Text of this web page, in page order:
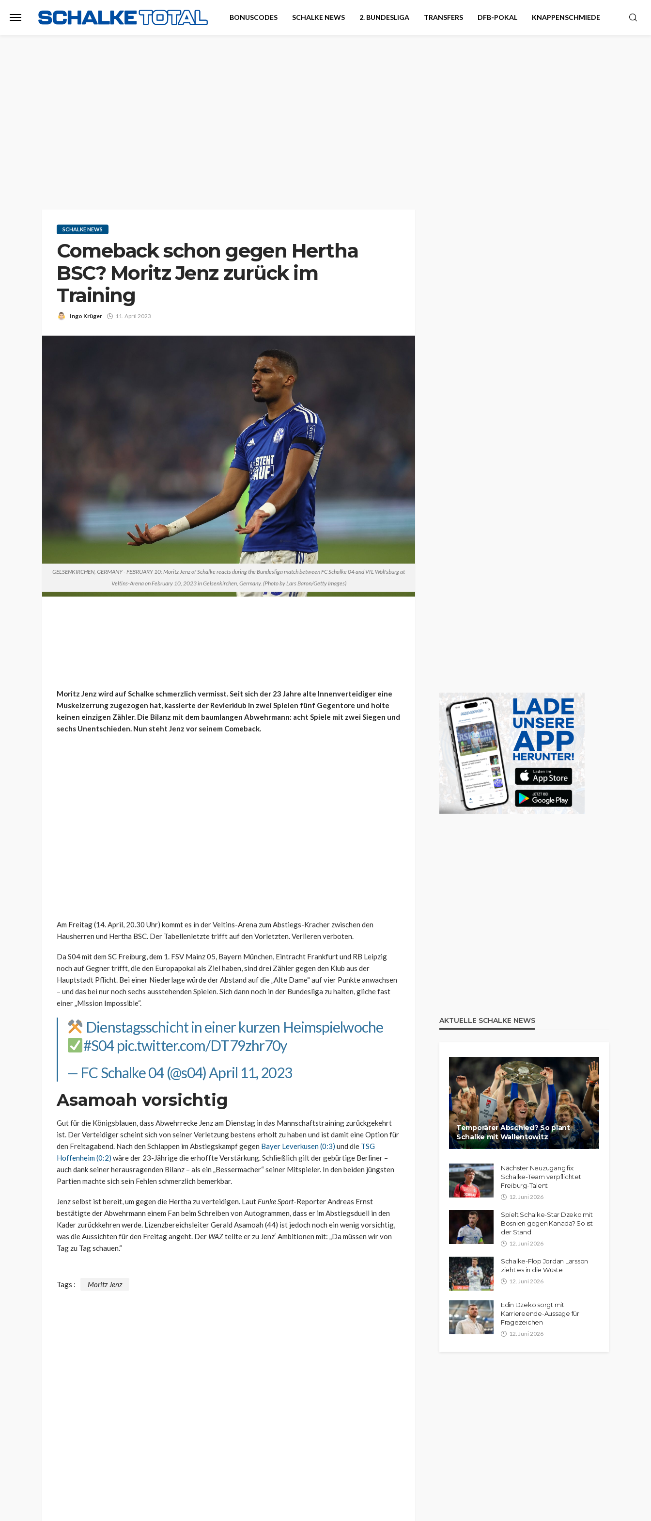
BONUSCODES SCHALKE NEWS 2. BUNDESLIGA TRANSFERS DFB-POKAL KNAPPENSCHMIEDE
SCHALKE NEWS
Comeback schon gegen Hertha
BSC? Moritz Jenz zurück im
Training
Ingo Krüger 11. April 2023
GELSENKIRCHEN, GERMANY - FEBRUARY 10: Moritz Jenz of Schalke reacts during the Bundesliga match between FC Schalke 04 and VfL Wolfsburg at
Veltins-Arena on February 10, 2023 in Gelsenkirchen, Germany. (Photo by Lars Baron/Getty Images)
Moritz Jenz wird auf Schalke schmerzlich vermisst. Seit sich der 23 Jahre alte Innenverteidiger eine
Muskelzerrung zugezogen hat, kassierte der Revierklub in zwei Spielen fünf Gegentore und holte
keinen einzigen Zähler. Die Bilanz mit dem baumlangen Abwehrmann: acht Spiele mit zwei Siegen und
sechs Unentschieden. Nun steht Jenz vor seinem Comeback.
Am Freitag (14. April, 20.30 Uhr) kommt es in der Veltins-Arena zum Abstiegs-Kracher zwischen den
Hausherren und Hertha BSC. Der Tabellenletzte trifft auf den Vorletzten. Verlieren verboten.
Da S04 mit dem SC Freiburg, dem 1. FSV Mainz 05, Bayern München, Eintracht Frankfurt und RB Leipzig
noch auf Gegner trifft, die den Europapokal als Ziel haben, sind drei Zähler gegen den Klub aus der
Hauptstadt Pflicht. Bei einer Niederlage würde der Abstand auf die „Alte Dame“ auf vier Punkte anwachsen
– und das bei nur noch sechs ausstehenden Spielen. Sich dann noch in der Bundesliga zu halten, gliche fast
einer „Mission Impossible“.
Dienstagsschicht in einer kurzen Heimspielwoche
#S04 pic.twitter.com/DT79zhr70y
— FC Schalke 04 (@s04)April 11, 2023
Asamoah vorsichtig
Gut für die Königsblauen, dass Abwehrrecke Jenz am Dienstag in das Mannschaftstraining zurückgekehrt
ist. Der Verteidiger scheint sich von seiner Verletzung bestens erholt zu haben und ist damit eine Option für
den Freitagabend. Nach den Schlappen im Abstiegskampf gegen Bayer Leverkusen (0:3) und die TSG
Hoffenheim (0:2) wäre der 23-Jährige die erhoffte Verstärkung. Schließlich gilt der gebürtige Berliner –
auch dank seiner herausragenden Bilanz – als ein „Bessermacher“ seiner Mitspieler. In den beiden jüngsten
Partien machte sich sein Fehlen schmerzlich bemerkbar.
Jenz selbst ist bereit, um gegen die Hertha zu verteidigen. Laut Funke Sport-Reporter Andreas Ernst
bestätigte der Abwehrmann einem Fan beim Schreiben von Autogrammen, dass er im Abstiegsduell in den
Kader zurückkehren werde. Lizenzbereichsleiter Gerald Asamoah (44) ist jedoch noch ein wenig vorsichtig,
was die Aussichten für den Freitag angeht. Der WAZteilte er zu Jenz‘ Ambitionen mit: „Da müssen wir von
Tag zu Tag schauen.“
Tags : Moritz Jenz
AKTUELLE SCHALKE NEWS
Temporärer Abschied? So plant
Schalke mit Wallentowitz
Nächster Neuzugang fix:
Schalke-Team verpflichtet
Freiburg-Talent
12. Juni 2026
Spielt Schalke-Star Dzeko mit
Bosnien gegen Kanada? So ist
der Stand
12. Juni 2026
Schalke-Flop Jordan Larsson
zieht es in die Wüste
12. Juni 2026
Edin Dzeko sorgt mit
Karriereende-Aussage für
Fragezeichen
12. Juni 2026